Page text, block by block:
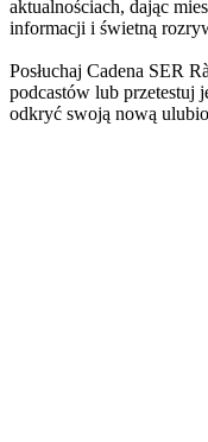
aktualnościach, dając
informacji i świetną
Posłuchaj Cadena SER
podcastów lub przetestuj
odkryć swoją nową